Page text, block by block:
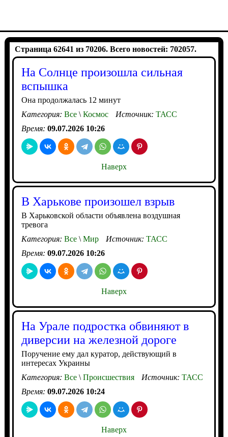
Страница 62641 из 70206. Всего новостей: 702057.
На Солнце произошла сильная
вспышка
Она продолжалась 12 минут
Категория: Все\Космос Источник: ТАСС
Время: 09.07.2026 10:26
Наверх
В Харькове произошел взрыв
В Харьковской области объявлена воздушная
тревога
Категория: Все\Мир Источник: ТАСС
Время: 09.07.2026 10:26
Наверх
На Урале подростка обвиняют в
диверсии на железной дороге
Поручение ему дал куратор, действующий в
интересах Украины
Категория: Все\Происшествия Источник: ТАСС
Время: 09.07.2026 10:24
Наверх